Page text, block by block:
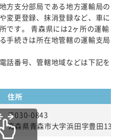
方支分部局である地方運輸局の
変更登録、抹消登録など、車に
です。 青森県には2ヶ所の運輸
手続きは所在地管轄の運輸支局
話番号、管轄地域などは下記を
住所
〒030-0843
青森県青森市大字浜田字豊田139